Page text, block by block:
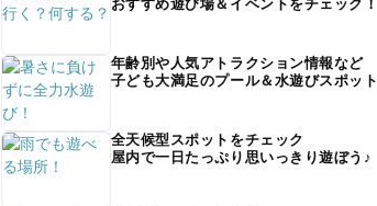
おすすめ遊び場＆イベントをチェック！
年齢別や人気アトラクション情報など
子ども大満足のプール＆水遊びスポット
全天候型スポットをチェック
屋内で一日たっぷり思いっきり遊ぼう♪